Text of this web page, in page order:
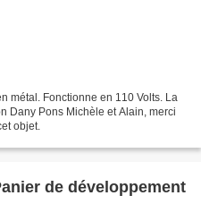
métal. Fonctionne en 110 Volts. La
Dany Pons Michèle et Alain, merci
objet.
de développement